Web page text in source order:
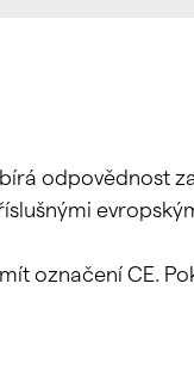
odpovědnost
označení CE.